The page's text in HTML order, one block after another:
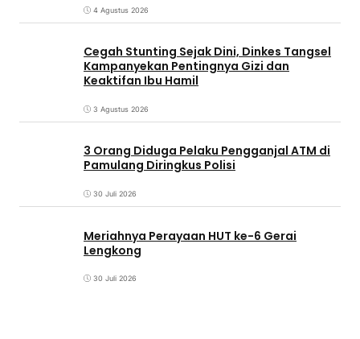
4 Agustus 2026
Cegah Stunting Sejak Dini, Dinkes Tangsel
Kampanyekan Pentingnya Gizi dan
Keaktifan Ibu Hamil
3 Agustus 2026
3 Orang Diduga Pelaku Pengganjal ATM di
Pamulang Diringkus Polisi
30 Juli 2026
Meriahnya Perayaan HUT ke-6 Gerai
Lengkong
30 Juli 2026